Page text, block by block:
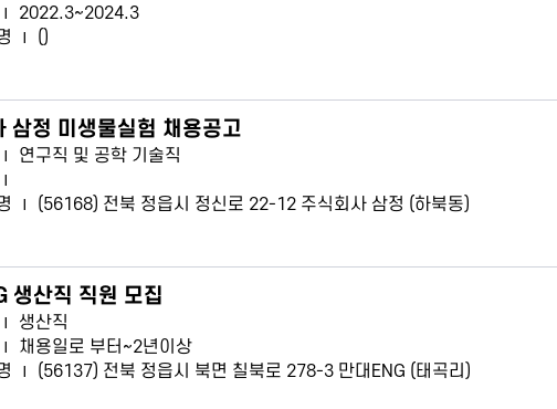
|
2022.3~2024.3
| ()
삼정 미생물실험 채용공고
|
연구직 및 공학 기술직
|
| (56168) 전북 정읍시 정신로 22-12 주식회사 삼정 (하북동)
생산직 직원 모집
|
생산직
|
채용일로 부터~2년이상
| (56137) 전북 정읍시 북면 칠북로 278-3 만대ENG (태곡리)